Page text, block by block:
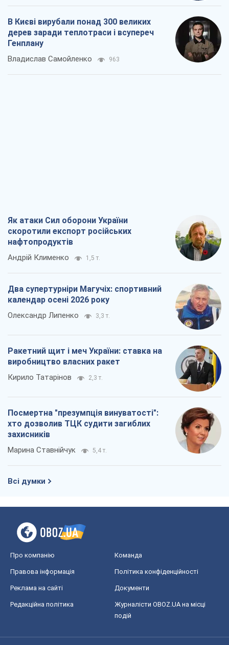
В Києві вирубали понад 300 великих
дерев заради теплотраси і всупереч
Генплану
Владислав Самойленко 963
Як атаки Сил оборони України
скоротили експорт російських
нафтопродуктів
Андрій Клименко 1,5 т.
Два супертурніри Магучіх: спортивний
календар осені 2026 року
Олександр Липенко 3,3 т.
Ракетний щит і меч України: ставка на
виробництво власних ракет
Кирило Татарінов 2,3 т.
Посмертна "презумпція винуватості":
хто дозволив ТЦК судити загиблих
захисників
Марина Ставнійчук 5,4 т.
Всі думки
Про компанію Команда
Правова інформація Політика конфіденційності
Реклама на сайті Документи
Редакційна політика
Журналісти OBOZ.UA на місці
подій